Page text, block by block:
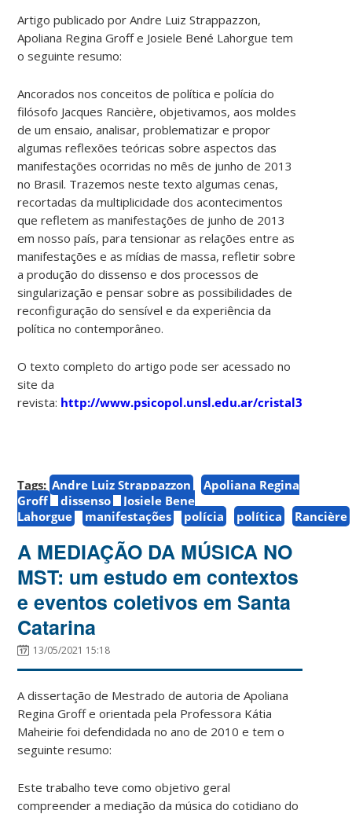
Artigo publicado por Andre Luiz Strappazzon,
Apoliana Regina Groff e Josiele Bené Lahorgue tem
o seguinte resumo:
Ancorados nos conceitos de política e polícia do
filósofo Jacques Rancière, objetivamos, aos moldes
de um ensaio, analisar, problematizar e propor
algumas reflexões teóricas sobre aspectos das
manifestações ocorridas no mês de junho de 2013
no Brasil. Trazemos neste texto algumas cenas,
recortadas da multiplicidade dos acontecimentos
que refletem as manifestações de junho de 2013
em nosso país, para tensionar as relações entre as
manifestações e as mídias de massa, refletir sobre
a produção do dissenso e dos processos de
singularização e pensar sobre as possibilidades de
reconfiguração do sensível e da experiência da
política no contemporâneo.
O texto completo do artigo pode ser acessado no
site da
revista: http://www.psicopol.unsl.edu.ar/cristal32.html
Tags: Andre Luiz Strappazzon
Apoliana Regina
Groff
dissenso
Josiele Bene
Lahorgue
manifestações polícia política Rancière
A MEDIAÇÃO DA MÚSICA NO
MST: um estudo em contextos
e eventos coletivos em Santa
Catarina
13/05/2021 15:18
A dissertação de Mestrado de autoria de Apoliana
Regina Groff e orientada pela Professora Kátia
Maheirie foi defendidada no ano de 2010 e tem o
seguinte resumo:
Este trabalho teve como objetivo geral
compreender a mediação da música do cotidiano do